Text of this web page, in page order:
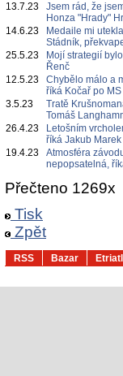
13.7.23
Jsem rád, že
Honza "Hrady"
14.6.23
Medaile mi
Stádník,
25.5.23
Mojí strategií
Řenč
12.5.23
Chybělo málo a
říká Kočař po
3.5.23
Tratě
Tomáš
26.4.23
Letošním
říká Jakub Marek
19.4.23
Atmosféra
nepopsatelná,
Přečteno 1269x
Tisk
Zpět
RSS Bazar